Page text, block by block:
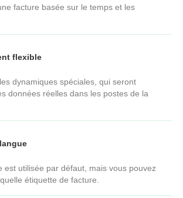
facture basée sur le temps et les
flexible
dynamiques spéciales, qui seront
données réelles dans les postes de la
est utilisée par défaut, mais vous pouvez
étiquette de facture.